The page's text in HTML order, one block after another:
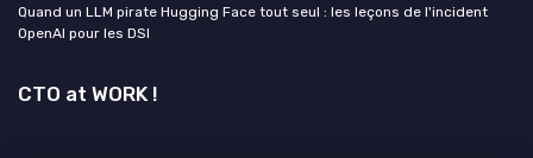
Quand un LLM pirate Hugging Face tout seul : les leçons de l'incident
OpenAI pour les DSI
CTO at WORK !